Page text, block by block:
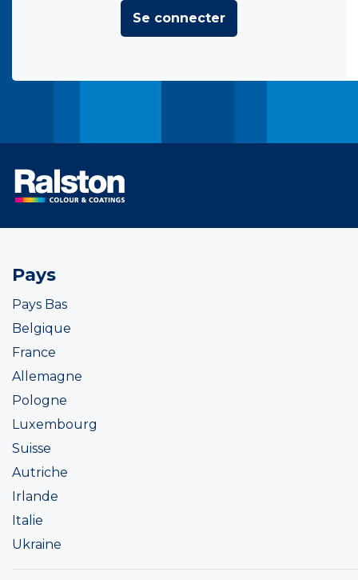
Se connecter
Pays
Pays Bas
Belgique
France
Allemagne
Pologne
Luxembourg
Suisse
Autriche
Irlande
Italie
Ukraine